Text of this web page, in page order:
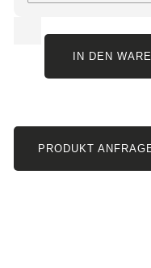
IN DEN
PRODUKT